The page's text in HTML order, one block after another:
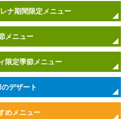
ナ期間限定メニュー
メニュー
限定季節メニュー
デザート
めメニュー